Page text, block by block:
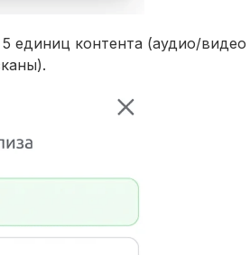
единиц контента (аудио/видео